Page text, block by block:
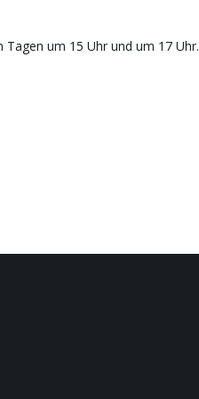
um 15 Uhr und um 17